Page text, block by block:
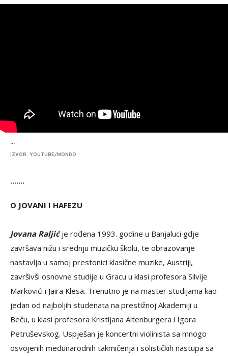
...
IZVOR: YOUTUBE/MONDO
.......
O JOVANI I HAFEZU
Jovana Raljićje rođena 1993. godine u Banjaluci gdje
završava nižu i srednju muzičku školu, te obrazovanje
nastavlja u samoj prestonici klasične muzike, Austriji,
završivši osnovne studije u Gracu u klasi profesora Silvije
Markovići i Jaira Кlesa. Trenutno je na master studijama kao
jedan od najboljih studenata na prestižnoj Akademiji u
Beču, u klasi profesora Кristijana Altenburgera i Igora
Petruševskog. Uspješan je koncertni violinista sa mnogo
osvojenih međunarodnih takmičenja i solističkih nastupa sa